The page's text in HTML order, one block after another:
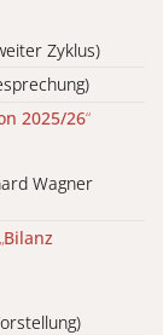
Zyklus)
2025/26“
Wagner
„Bilanz